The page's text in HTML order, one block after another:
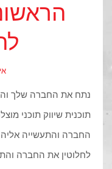
נתח את החברה שלך
תוכנית שיווק תוכני
החברה והתעשייה
לחלוטין את החברה